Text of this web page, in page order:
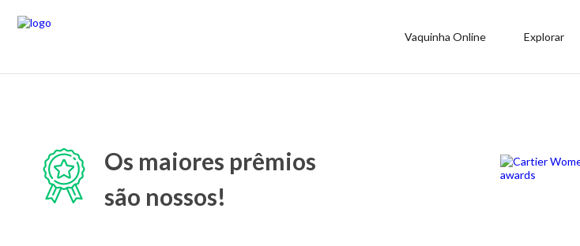
Vaquinha Online Explorar
Os maiores prêmios
são nossos!